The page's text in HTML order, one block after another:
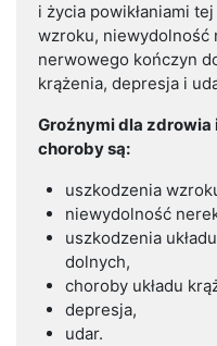
i życia powikłaniami
wzroku, niewydolność
nerwowego kończyn
krążenia, depresja i
Groźnymi dla zdrowia
choroby są:
uszkodzenia
niewydolność
uszkodzenia
dolnych,
choroby układu
depresja,
udar.